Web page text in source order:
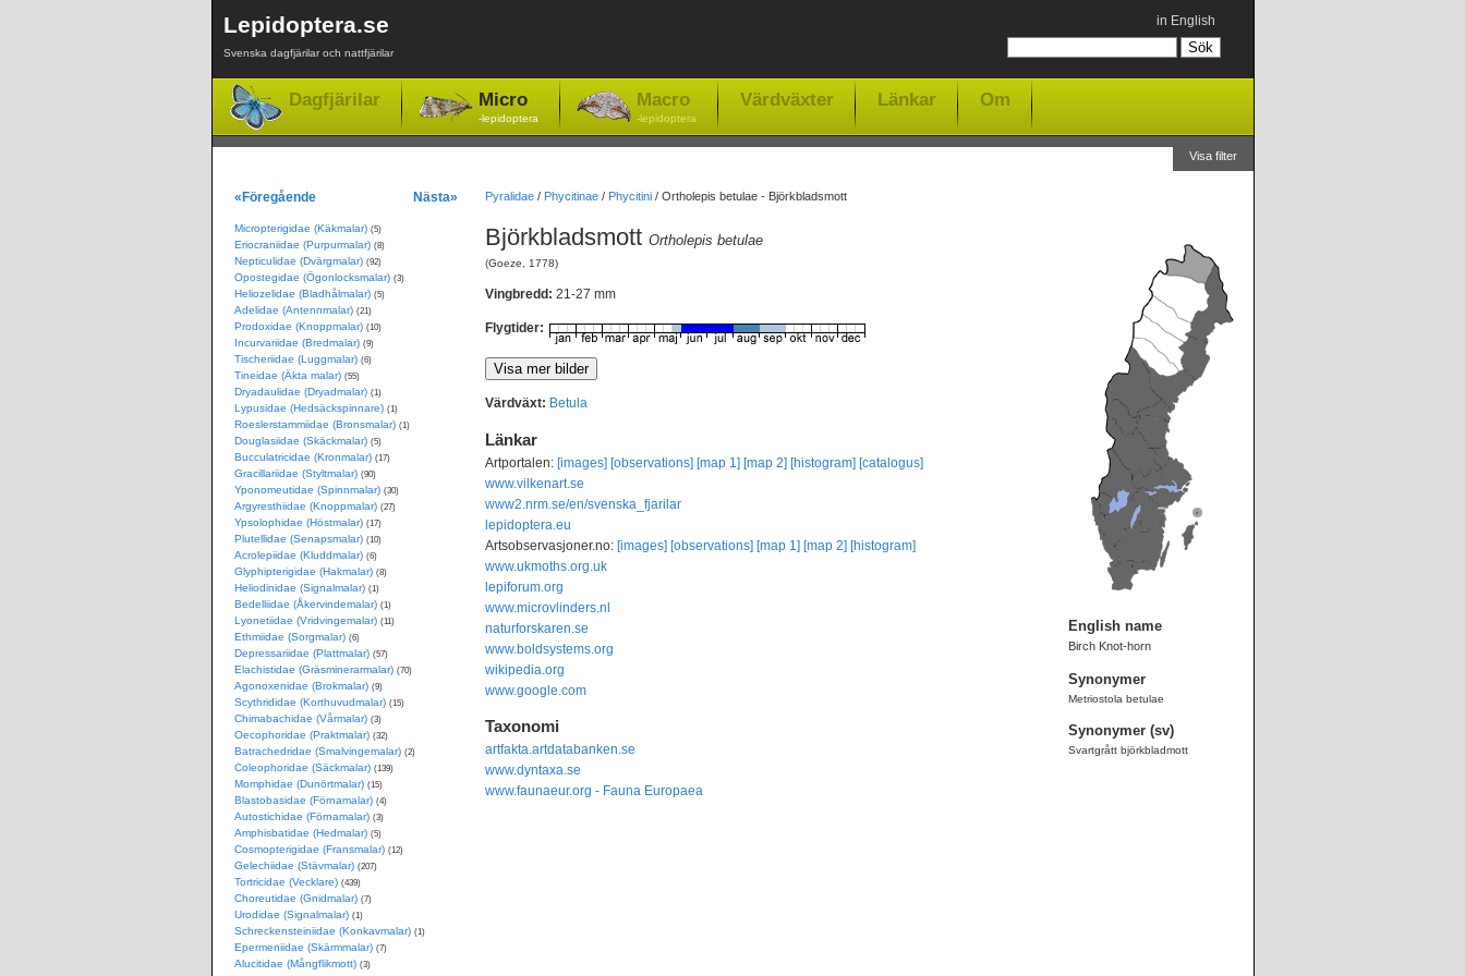
Lepidoptera.se
Svenska dagfjärilar och nattfjärilar
in English
Dagfjärilar Micro
-lepidoptera
Macro
-lepidoptera
Värdväxter Länkar Om
Visa filter
Pyralidae/ Phycitinae/ Phycitini/ Ortholepis betulae - Björkbladsmott
Björkbladsmott Ortholepis betulae
(Goeze, 1778)
Vingbredd: 21-27 mm
Flygtider:
Värdväxt: Betula
Länkar
Artportalen: [images] [observations] [map 1] [map 2] [histogram] [catalogus]
www.vilkenart.se
www2.nrm.se/en/svenska_fjarilar
lepidoptera.eu
Artsobservasjoner.no: [images] [observations] [map 1] [map 2] [histogram]
www.ukmoths.org.uk
lepiforum.org
www.microvlinders.nl
naturforskaren.se
www.boldsystems.org
wikipedia.org
www.google.com
Taxonomi
artfakta.artdatabanken.se
www.dyntaxa.se
www.faunaeur.org - Fauna Europaea
English name
Birch Knot-horn
Synonymer
Metriostola betulae
Synonymer (sv)
Svartgrått björkbladmott
«Föregående Nästa»
Micropterigidae (Käkmalar) (5)
Eriocraniidae (Purpurmalar) (8)
Nepticulidae (Dvärgmalar) (92)
Opostegidae (Ögonlocksmalar) (3)
Heliozelidae (Bladhålmalar) (5)
Adelidae (Antennmalar) (21)
Prodoxidae (Knoppmalar) (10)
Incurvariidae (Bredmalar) (9)
Tischeriidae (Luggmalar) (6)
Tineidae (Äkta malar) (55)
Dryadaulidae (Dryadmalar) (1)
Lypusidae (Hedsäckspinnare) (1)
Roeslerstammiidae (Bronsmalar) (1)
Douglasiidae (Skäckmalar) (5)
Bucculatricidae (Kronmalar) (17)
Gracillariidae (Styltmalar) (90)
Yponomeutidae (Spinnmalar) (30)
Argyresthiidae (Knoppmalar) (27)
Ypsolophidae (Höstmalar) (17)
Plutellidae (Senapsmalar) (10)
Acrolepiidae (Kluddmalar) (6)
Glyphipterigidae (Hakmalar) (8)
Heliodinidae (Signalmalar) (1)
Bedelliidae (Åkervindemalar) (1)
Lyonetiidae (Vridvingemalar) (11)
Ethmiidae (Sorgmalar) (6)
Depressariidae (Plattmalar) (57)
Elachistidae (Gräsminerarmalar) (70)
Agonoxenidae (Brokmalar) (9)
Scythrididae (Korthuvudmalar) (15)
Chimabachidae (Vårmalar) (3)
Oecophoridae (Praktmalar) (32)
Batrachedridae (Smalvingemalar) (2)
Coleophoridae (Säckmalar) (139)
Momphidae (Dunörtmalar) (15)
Blastobasidae (Förnamalar) (4)
Autostichidae (Förnamalar) (3)
Amphisbatidae (Hedmalar) (5)
Cosmopterigidae (Fransmalar) (12)
Gelechiidae (Stävmalar) (207)
Tortricidae (Vecklare) (439)
Choreutidae (Gnidmalar) (7)
Urodidae (Signalmalar) (1)
Schreckensteiniidae (Konkavmalar) (1)
Epermeniidae (Skärmmalar) (7)
Alucitidae (Mångflikmott) (3)